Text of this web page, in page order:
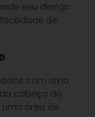
seu design
de
com uma
cabeça do
área de